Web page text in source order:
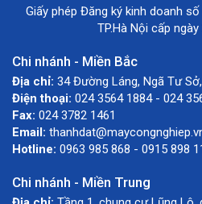
Giấy phép Đăng ký kinh doanh
TP.Hà Nội cấp
Chi nhánh - Miền Bắc
Địa chỉ: 34 Đường Láng, Ngã Tư
Điện thoại: 024 3564 1884 - 024
Fax: 024 3782 1461
Email:
Hotline: 0963 985 868 - 0915 898
Chi nhánh - Miền Trung